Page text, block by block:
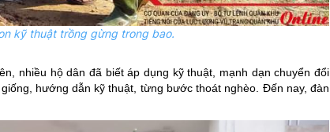
kỹ thuật trồng gừng trong bao.
nhiều hộ dân đã biết áp dụng kỹ thuật, mạnh dạn chuyển đổi
hướng dẫn kỹ thuật, từng bước thoát nghèo. Đến nay, đàn